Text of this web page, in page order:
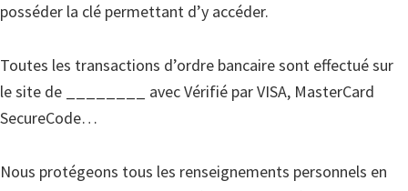
posséder la clé permettant d’y accéder.
Toutes les transactions d’ordre bancaire sont effectué sur
le site de ________ avec Vérifié par VISA, MasterCard
SecureCode…
Nous protégeons tous les renseignements personnels en